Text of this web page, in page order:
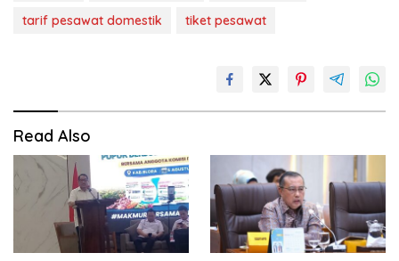
tarif pesawat domestik
tiket pesawat
Read Also